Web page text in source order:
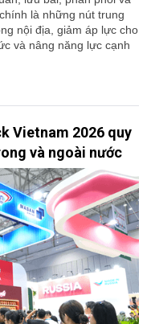
là những nút trung
nội địa, giảm áp lực cho
và nâng năng lực cạnh
Vietnam 2026 quy
và ngoài nước